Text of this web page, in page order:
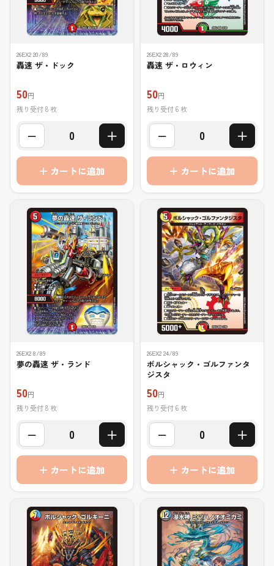
26EX2 20/89
轟速 ザ・ドック
50円
残り受付 8 枚
− 0 ＋
＋ カートに追加
26EX2 28/89
轟速 ザ・ロウィン
50円
残り受付 6 枚
− 0 ＋
＋ カートに追加
26EX2 8/89
夢の轟速 ザ・ランド
50円
残り受付 8 枚
− 0 ＋
＋ カートに追加
26EX2 24/89
ボルシャック・ゴルファンタ
ジスタ
50円
残り受付 6 枚
− 0 ＋
＋ カートに追加